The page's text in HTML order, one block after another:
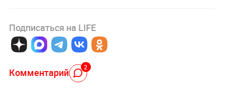
Подписаться на LIFE
Комментарий 2